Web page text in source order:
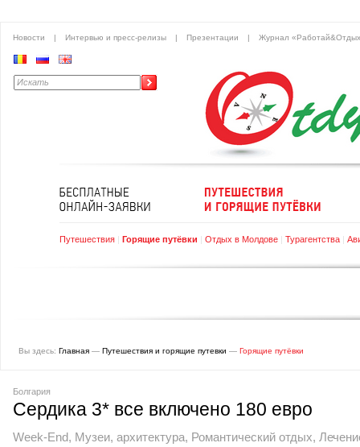
Новости | Интервью и пресс-релизы | Презентации | Журнал
Путешествия | Горящие путёвки | Отдых в Молдове | Турагентства |
Вы здесь: Главная — Путешествия и горящие путевки — Горящие путёвки
Болгария
Сердика 3* все включено 180 евро
Week-End, Музеи, архитектура, Романтический отдых,